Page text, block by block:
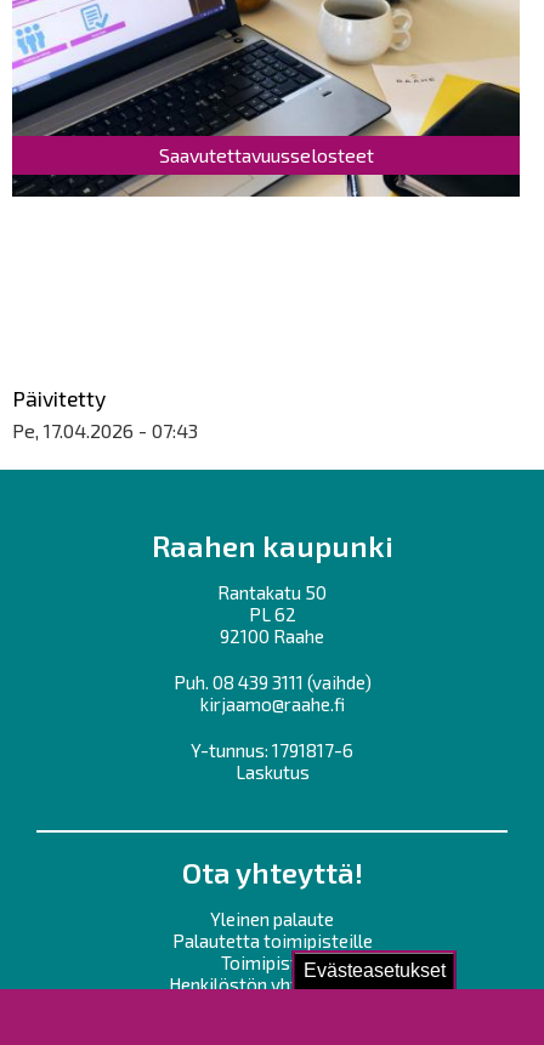
Evästeasetukset
Saavutettavuusselosteet
Päivitetty
Pe, 17.04.2026 - 07:43
Raahen kaupunki
Rantakatu 50
PL 62
92100 Raahe
Puh. 08 439 3111 (vaihde)
kirjaamo@raahe.fi
Y-tunnus: 1791817-6
Laskutus
Ota yhteyttä!
Yleinen palaute
Palautetta toimipisteille
Toimipisteet
Henkilöstön yhteystiedot